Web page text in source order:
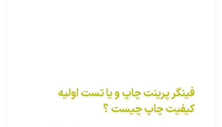
فینگر پرینت چاپ و یا تست اولیه
کیفیت چاپ چیست ؟